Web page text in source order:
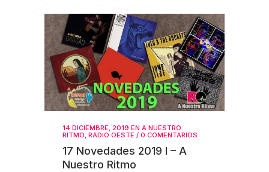
14 DICIEMBRE, 2019 EN A NUESTRO
RITMO, RADIO OESTE / 0 COMENTARIOS
17 Novedades 2019 I – A
Nuestro Ritmo